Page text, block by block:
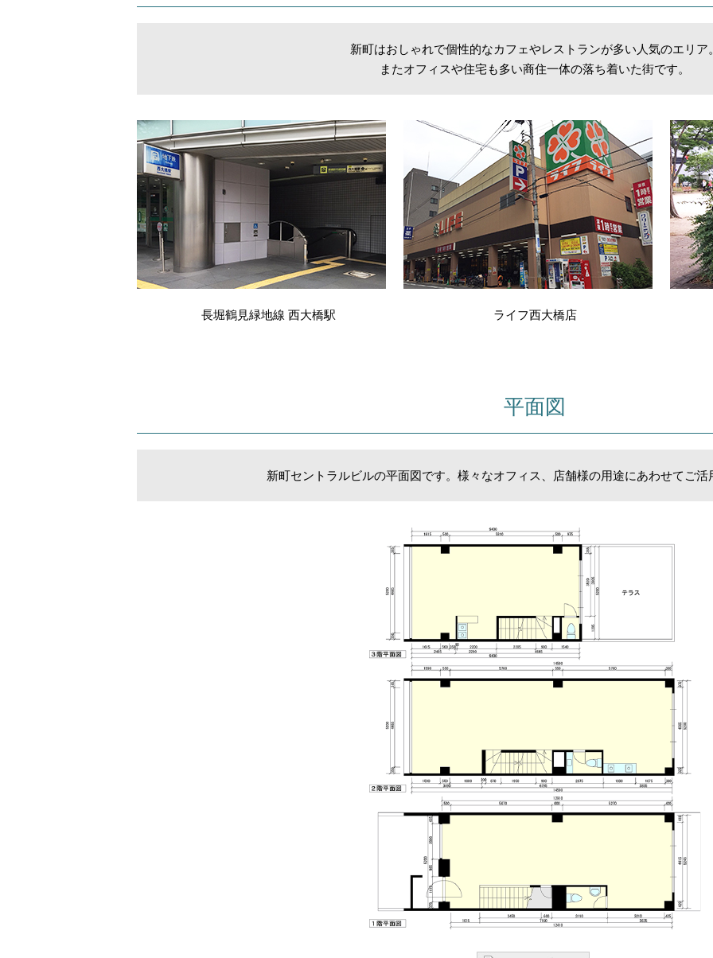
新町はおしゃれで個性的なカフェやレストランが多い人気のエリア
またオフィスや住宅も多い商住一体の落ち着いた街です。
長堀鶴見緑地線 西大橋駅 ライフ西大橋店
平面図
新町セントラルビルの平面図です。様々なオフィス、店舗様の用途にあわせてご活